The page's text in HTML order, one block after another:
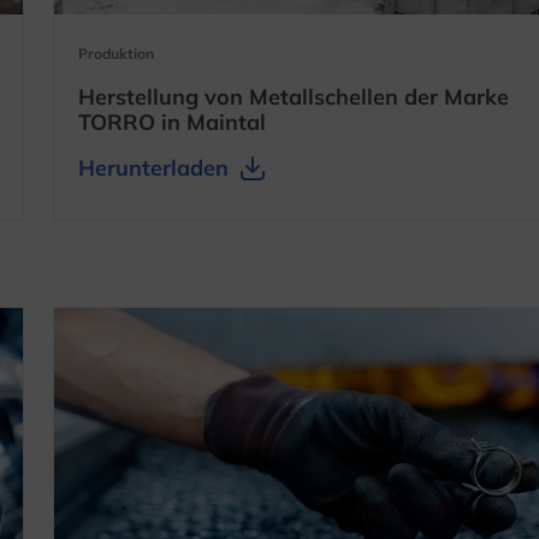
Produktion
Herstellung von Metallschellen der Marke
TORRO in Maintal
Herunterladen